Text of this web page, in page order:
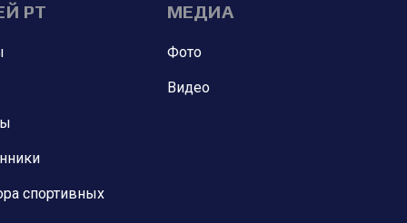
РТ
спортивных
МЕДИА
Фото
Видео